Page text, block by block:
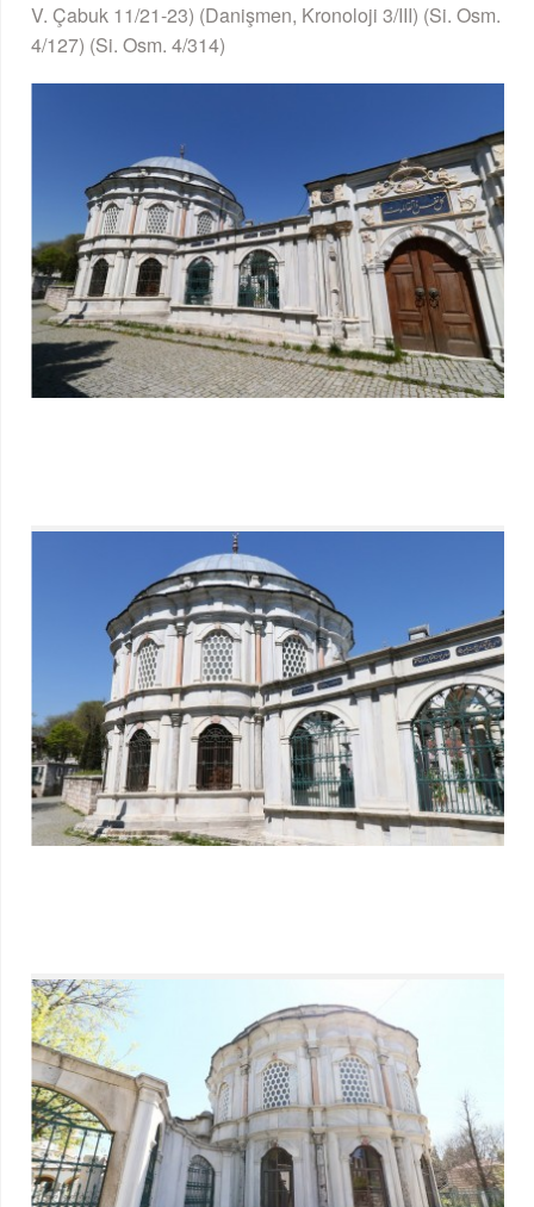
V. Çabuk 11/21-23) (Danişmen, Kronoloji 3/III) (Si. Osm.
4/127) (Si. Osm. 4/314)